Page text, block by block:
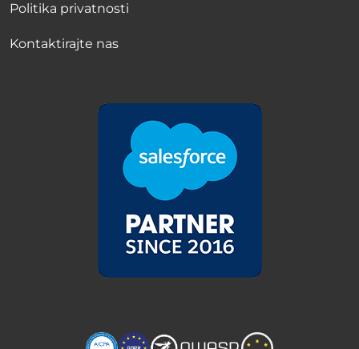
Politika privatnosti
Kontaktirajte nas